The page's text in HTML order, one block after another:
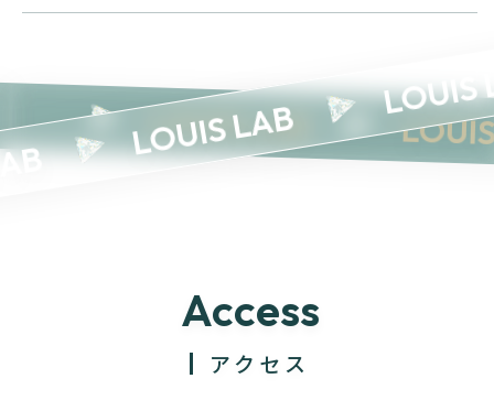
LOUIS LAB
LOUIS LAB
LOUIS
Access
アクセス